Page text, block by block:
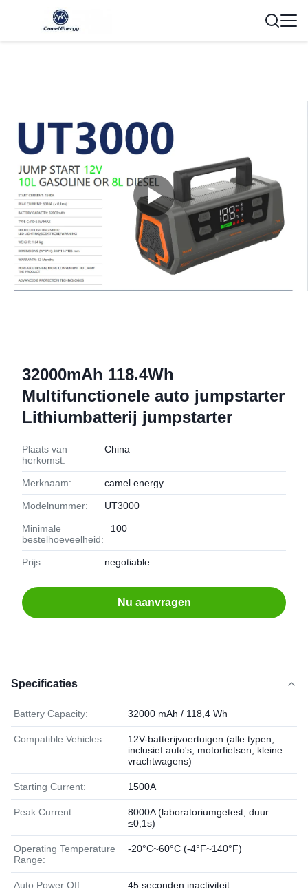
32000mAh 118.4Wh
Multifunctionele auto jumpstarter
Lithiumbatterij jumpstarter
Plaats van
herkomst:
China
Merknaam: camel energy
Modelnummer: UT3000
Minimale
bestelhoeveelheid:
100
Prijs: negotiable
Nu aanvragen
Specificaties
Battery Capacity: 32000 mAh / 118,4 Wh
Compatible Vehicles:
12V-batterijvoertuigen (alle typen,
inclusief auto's, motorfietsen, kleine
vrachtwagens)
Starting Current: 1500A
Peak Current:
8000A (laboratoriumgetest, duur
≤0,1s)
Operating Temperature
Range:
-20°C~60°C (-4°F~140°F)
Auto Power Off: 45 seconden inactiviteit